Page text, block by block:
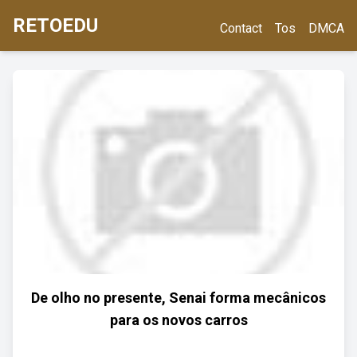
RETOEDU Contact Tos DMCA
De olho no presente, Senai forma mecânicos
para os novos carros